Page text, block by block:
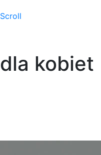
Scroll
dla kobiet